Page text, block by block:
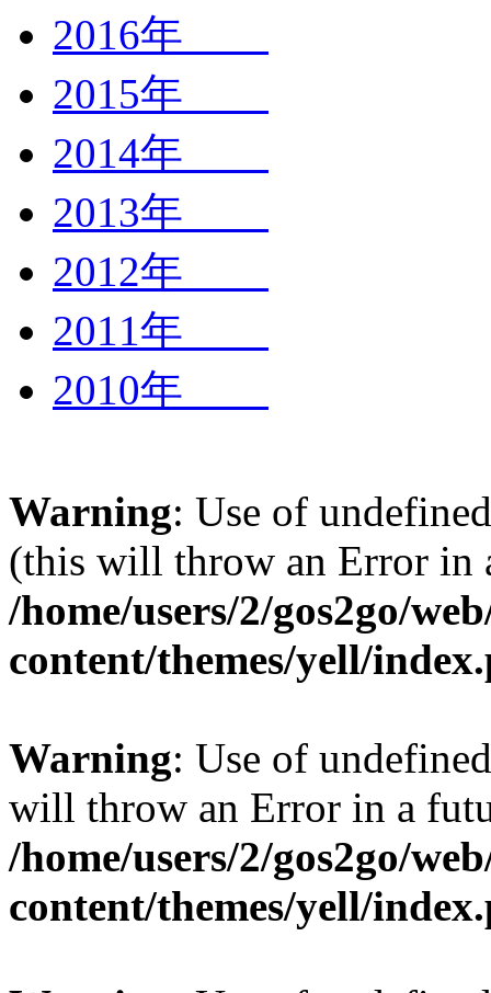
2016年
2015年
2014年
2013年
2012年
2011年
2010年
Warning: Use of
(this will throw an Error in
/home/users/2/gos2go/
content/themes/yell/
Warning: Use of
will throw an Error in a
/home/users/2/gos2go/
content/themes/yell/